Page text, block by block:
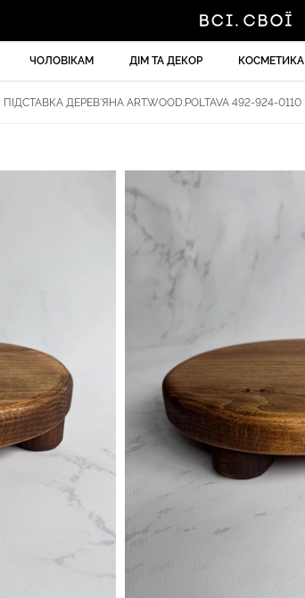
ЧОЛОВІКАМ ДІМ ТА ДЕКОР КОСМЕТИКА
ПІДСТАВКА ДЕРЕВ'ЯНА ART.WOOD.POLTAVA 492-924-0110